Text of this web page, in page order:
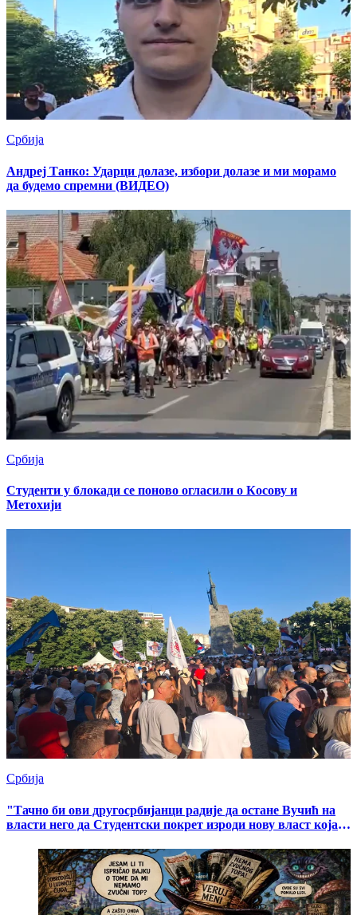
Србија
Андреј Танко: Ударци долазе, избори долазе и ми морамо
да будемо спремни (ВИДЕО)
Србија
Студенти у блокади се поново огласили о Кoсову и
Метохији
Србија
"Тачно би ови другосрбијанци радије да остане Вучић на
власти него да Студентски покрет изроди нову власт која